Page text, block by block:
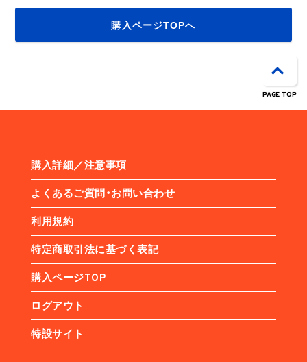
購入ページTOPへ
購入詳細／注意事項
よくあるご質問・お問い合わせ
利用規約
特定商取引法に基づく表記
購入ページTOP
ログアウト
特設サイト
PAGE TOP